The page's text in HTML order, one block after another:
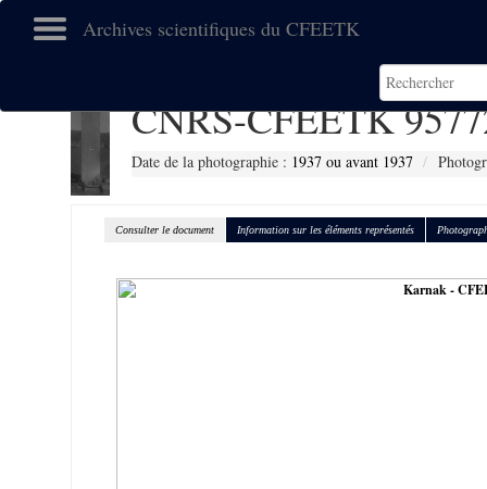
Archives scientifiques du CFEETK
CNRS-CFEETK
Date de la photographie : 1937 ou avant 1937
Consulter le document Information sur les éléments représentés